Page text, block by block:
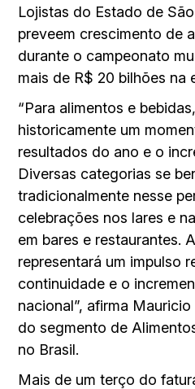
Lojistas do Estado de
preveem crescimento de
durante o campeonato
mais de R$ 20 bilhões na
“Para alimentos e
historicamente um
resultados do ano e o
Diversas categorias se
tradicionalmente nesse
celebrações nos lares e
em bares e restaurantes.
representará um impulso
continuidade e o
nacional”, afirma
do segmento de
no Brasil.
Mais de um terço do